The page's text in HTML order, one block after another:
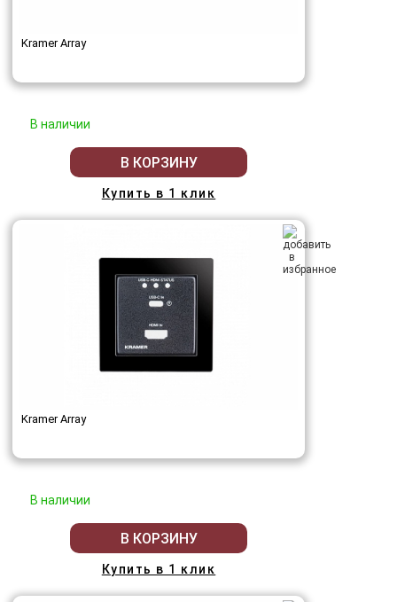
Kramer Array
В наличии
В КОРЗИНУ
Купить в 1 клик
Kramer Array
В наличии
В КОРЗИНУ
Купить в 1 клик